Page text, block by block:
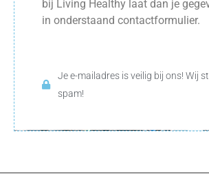
bij Living Healthy laat dan je
in onderstaand contactformulier.
Je e-mailadres is veilig bij ons! Wij
spam!